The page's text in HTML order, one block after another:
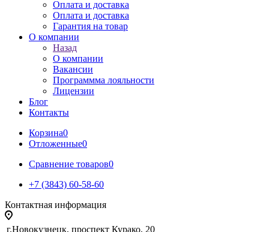
Оплата и доставка
Оплата и доставка
Гарантия на товар
О компании
Назад
О компании
Вакансии
Программма лояльности
Лицензии
Блог
Контакты
Корзина0
Отложенные0
Сравнение товаров0
+7 (3843) 60-58-60
Контактная информация
г.Новокузнецк, проспект Курако, 20